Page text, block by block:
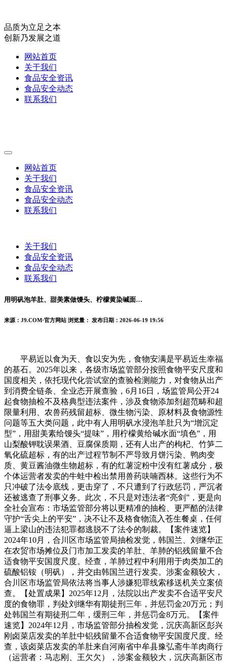
品质为立足之本
创新乃发展之道
网站首页
关于我们
食品安全资讯
食品安全动态
联系我们
网站首页
关于我们
食品安全资讯
食品安全动态
联系我们
关于我们
食品安全资讯
食品安全动态
联系我们
用明矾泡羊肚、甜美素做馒头、柠檬黄染碱面…
来源：J9.COM·官方网站 浏览量： 发布日期：2026-06-19 19:56
平易近以食为天、食以安为先，食物安满是平易近生幸福
的基石。2025年以来，各级市场监管部分按照食物平安尺度和
国度相关，依托现代化尝试室的查验检测能力，对食物从出产
到消费全链条、全业态开展查验，6月16日，场监管局公开24
起食物抽检不及格典型违法案件，涉及食物添加剂超范畴和超
限量利用、农兽药残留超标、微生物污染、原材料及食物源性
问题等五大类问题，此中有人用明矾水浸泡羊肚只为“增沉定
型”，用甜美素给馒头“提味”，用柠檬黄给碱水面“填色”，用
山梨酸钾耽误果酒、豆腐保质期，还有人出产的枸杞、竹笋二
氧化硫超标，有的出产过程节制不严导致月饼污染、鸭肉变
质、黄豆酱油微生物超标，有的红薯淀粉中没有红薯成分，极
个体运营者发卖的牛蛙中检出禁用兽药呋喃西林。这些行为不
只冲破了法令底线，更击穿了，不只遭到了行政惩罚，严沉者
还被逃查了刑事义务。此次，不只是对违法者“亮剑”，更是向
全社会宣布：市场监管部分将以更精准的抽检、更严酷的法律
守护“舌尖上的平安”，决不让不及格食物流入苍生餐桌，任何
逼上梁山的违法犯罪都逃脱不了法令的制裁。【案件速览】
2024年10月，合川区市场监管局抽检发觉，韩国兰、刘继华正
在农贸市场摊位及门市加工发卖的羊肚、羊肺的铝残留量不合
适食物平安国度尺度。经查，羊肺过程中利用用于肉类加工的
硫酸铝铵（明矾），并交由韩国兰进行发卖。涉案金额较大，
合川区市场监管局依法将当事人涉嫌犯罪线索移送机关立案侦
查。【处置成果】2025年12月，法院以出产发卖不合适平安尺
度的食物罪，判处刘继华有期徒刑三年，并惩罚金20万元；判
处韩国兰有期徒刑二年，缓刑三年，并惩罚金8万元。【案件
速览】2024年12月，市场监管部分抽检发觉，沉庆高新区彭兴
刚卤菜店发卖的羊肚中铝残留量不合适食物平安国度尺度。经
查，该卤菜店发卖的羊肚来自河南省中牟县豫弘斋牛羊肉商行
（运营者：马志刚、王欠欠），涉案金额较大，沉庆高新区市